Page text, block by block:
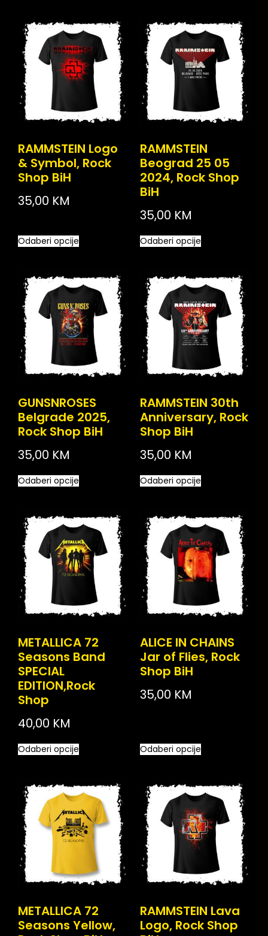
RAMMSTEIN Logo
& Symbol, Rock
Shop BiH
35,00 KM
Odaberi opcije
RAMMSTEIN
Beograd 25 05
2024, Rock Shop
BiH
35,00 KM
Odaberi opcije
GUNSNROSES
Belgrade 2025,
Rock Shop BiH
35,00 KM
Odaberi opcije
RAMMSTEIN 30th
Anniversary, Rock
Shop BiH
35,00 KM
Odaberi opcije
METALLICA 72
Seasons Band
SPECIAL
EDITION,Rock
Shop
40,00 KM
Odaberi opcije
ALICE IN CHAINS
Jar of Flies, Rock
Shop BiH
35,00 KM
Odaberi opcije
METALLICA 72
Seasons Yellow,
RAMMSTEIN Lava
Logo, Rock Shop